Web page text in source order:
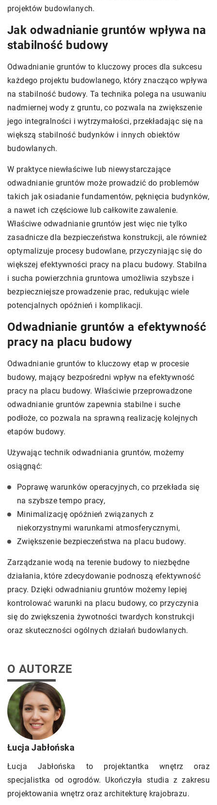
projektów budowlanych.
Jak odwadnianie gruntów wpływa na
stabilność budowy
Odwadnianie gruntów to kluczowy proces dla sukcesu
każdego projektu budowlanego, który znacząco wpływa
na stabilność budowy. Ta technika polega na usuwaniu
nadmiernej wody z gruntu, co pozwala na zwiększenie
jego integralności i wytrzymałości, przekładając się na
większą stabilność budynków i innych obiektów
budowlanych.
W praktyce niewłaściwe lub niewystarczające
odwadnianie gruntów może prowadzić do problemów
takich jak osiadanie fundamentów, pęknięcia budynków,
a nawet ich częściowe lub całkowite zawalenie.
Właściwe odwadnianie gruntów jest więc nie tylko
zasadnicze dla bezpieczeństwa konstrukcji, ale również
optymalizuje procesy budowlane, przyczyniając się do
większej efektywności pracy na placu budowy. Stabilna
i sucha powierzchnia gruntowa umożliwia szybsze i
bezpieczniejsze prowadzenie prac, redukując wiele
potencjalnych opóźnień i komplikacji.
Odwadnianie gruntów a efektywność
pracy na placu budowy
Odwadnianie gruntów to kluczowy etap w procesie
budowy, mający bezpośredni wpływ na efektywność
pracy na placu budowy. Właściwie przeprowadzone
odwadnianie gruntów zapewnia stabilne i suche
podłoże, co pozwala na sprawną realizację kolejnych
etapów budowy.
Używając technik odwadniania gruntów, możemy
osiągnąć:
Poprawę warunków operacyjnych, co przekłada się
na szybsze tempo pracy,
Minimalizację opóźnień związanych z
niekorzystnymi warunkami atmosferycznymi,
Zwiększenie bezpieczeństwa na placu budowy.
Zarządzanie wodą na terenie budowy to niezbędne
działania, które zdecydowanie podnoszą efektywność
pracy. Dzięki odwadnianiu gruntów możemy lepiej
kontrolować warunki na placu budowy, co przyczynia
się do zwiększenia żywotności twardych konstrukcji
oraz skuteczności ogólnych działań budowlanych.
O AUTORZE
Łucja Jabłońska
Łucja Jabłońska to projektantka wnętrz oraz
specjalistka od ogrodów. Ukończyła studia z zakresu
projektowania wnętrz oraz architekturę krajobrazu.